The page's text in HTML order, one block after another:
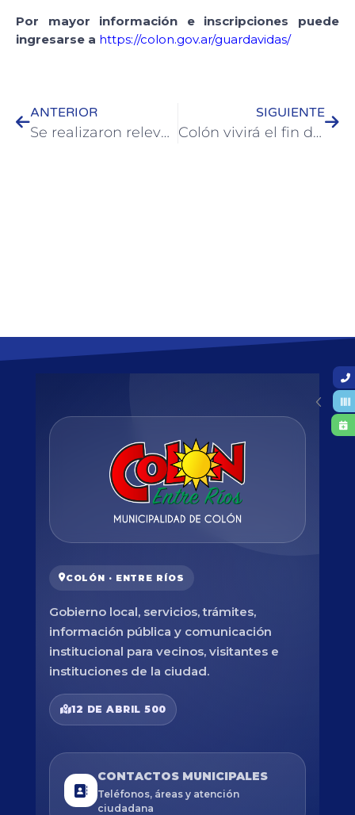
Por mayor información e inscripciones puede
ingresarse a https://colon.gov.ar/guardavidas/
ANTERIOR
Se realizaron relevamientos en la Reserva Río de los Pájaros junto a consultores del Proyecto de Adaptación al Cambio Climático
SIGUIENTE
Colón vivirá el fin de semana largo de octubre cargado de actividades
COLÓN · ENTRE RÍOS
Gobierno local, servicios, trámites,
información pública y comunicación
institucional para vecinos, visitantes e
instituciones de la ciudad.
12 DE ABRIL 500
CONTACTOS MUNICIPALES
Teléfonos, áreas y atención
ciudadana